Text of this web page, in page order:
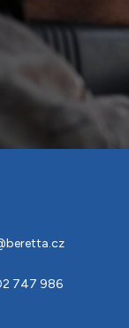
beretta.cz
747 986